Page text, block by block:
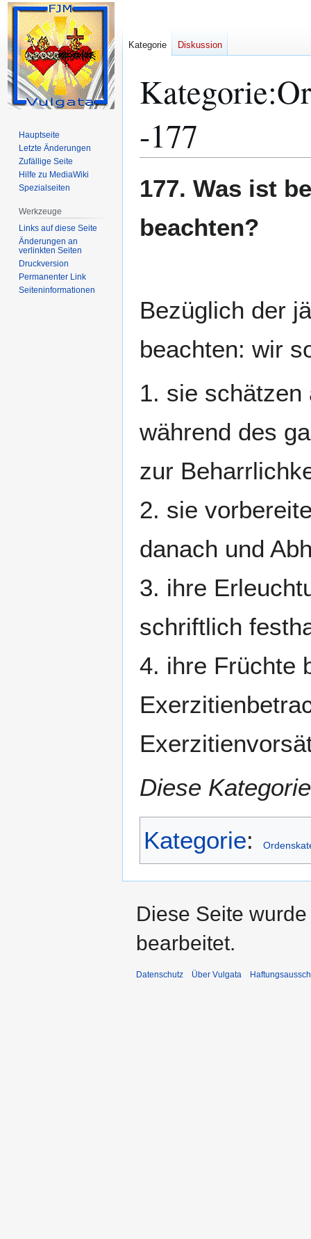
Kategorie:
-177
Navigation
Suche
177. Was ist
beachten?
Bezüglich der
beachten: wir
1. sie
während des
zur
2. sie
danach und
3. ihre
schriftlich
4. ihre Früchte
Diese
Kategorie:
Kategorie Diskussion
Hauptseite
Letzte Änderungen
Zufällige Seite
Hilfe zu MediaWiki
Spezialseiten
Werkzeuge
Links auf diese Seite
Änderungen an
verlinkten Seiten
Druckversion
Permanenter Link
Seiten­­informationen
Diese Seite
bearbeitet.
Datenschutz Über Vulgata